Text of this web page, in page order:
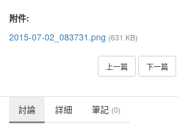
附件:
2015-07-02_083731.png (631 KB)
上一篇 下一篇
討論 詳細 筆記 (0)